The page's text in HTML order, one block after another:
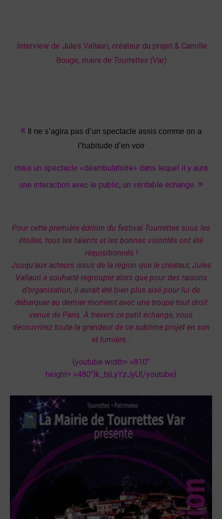
Interview de Jules Vallauri, créateur du projet & Camille
Bouge, maire de Tourrettes (Var)
«
Il ne s’agira pas d’un spectacle assis comme on a
l’habitude d’en voir
mais un spectacle «déambulatoire» dans lequel il y aura
une interaction avec le public, un véritable échange. »
Pour cette première édition du festival Tourrettes sous les
étoiles, tous les talents et les bonnes volontés ont été
réquisitionnés !
Jusqu’aux acteurs issus de la région que le créateur, Jules
Vallauri a souhaité regrouper alors que pour des raisons
d’organisation, il aurait été bien plus aisé pour lui de
débarquer au dernier moment avec une troupe tout droit
venue de Paris. À travers ce petit échange, vous
découvrirez toute la grandeur de ce sublime projet en son
et lumière…
{youtube width= »810″
height= »480″}k_bjLyYzJyU{/youtube}